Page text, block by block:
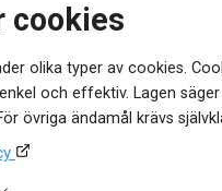
cookies
olika typer av cookies.
och effektiv. Lagen
övriga ändamål krävs